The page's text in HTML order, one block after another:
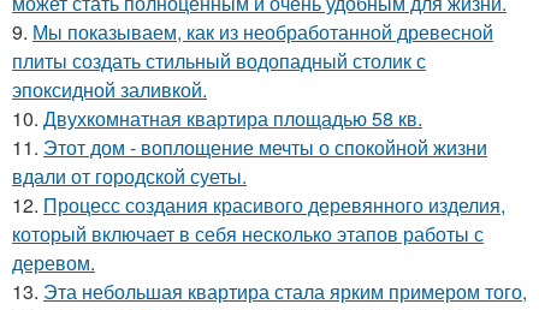
9. Мы показываем, как из необработанной древесной
плиты создать стильный водопадный столик с
эпоксидной заливкой.
10. Двухкомнатная квартира площадью 58 кв.
11. Этот дом - воплощение мечты о спокойной жизни
вдали от городской суеты.
12. Процесс создания красивого деревянного изделия,
который включает в себя несколько этапов работы с
деревом.
13. Эта небольшая квартира стала ярким примером того,